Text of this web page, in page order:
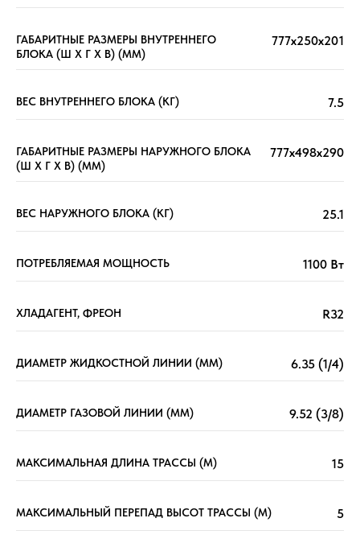
ГАБАРИТНЫЕ РАЗМЕРЫ ВНУТРЕННЕГО
БЛОКА (Ш X Г X В) (ММ)
777x250x201
ВЕС ВНУТРЕННЕГО БЛОКА (КГ) 7.5
ГАБАРИТНЫЕ РАЗМЕРЫ НАРУЖНОГО БЛОКА
(Ш X Г X В) (ММ)
777x498x290
ВЕС НАРУЖНОГО БЛОКА (КГ) 25.1
ПОТРЕБЛЯЕМАЯ МОЩНОСТЬ 1100 Вт
ХЛАДАГЕНТ, ФРЕОН R32
ДИАМЕТР ЖИДКОСТНОЙ ЛИНИИ (ММ) 6.35 (1/4)
ДИАМЕТР ГАЗОВОЙ ЛИНИИ (ММ) 9.52 (3/8)
МАКСИМАЛЬНАЯ ДЛИНА ТРАССЫ (М) 15
МАКСИМАЛЬНЫЙ ПЕРЕПАД ВЫСОТ ТРАССЫ (М) 5